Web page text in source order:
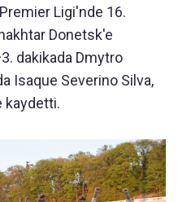
Ligi'nde 16.
Donetsk'e
dakikada Dmytro
Isaque Severino Silva,
kaydetti.